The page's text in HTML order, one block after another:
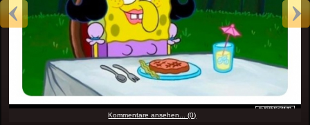
Kommentare ansehen... (0)